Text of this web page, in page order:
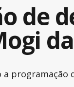
de
programação